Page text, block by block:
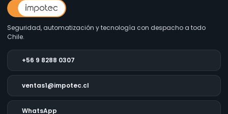
Seguridad, automatización y tecnología con despacho a todo
Chile.
+56 9 8288 0307
ventas1@impotec.cl
WhatsApp